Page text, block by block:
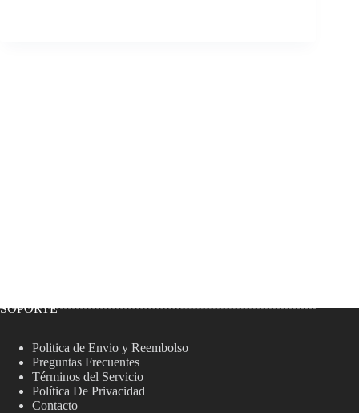
SOPORTE
Politica de Envio y Reembolso
Preguntas Frecuentes
Términos del Servicio
Política De Privacidad
Contacto